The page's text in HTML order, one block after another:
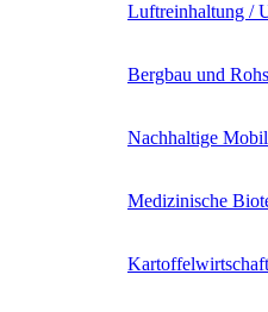
Luftreinhaltung /
Bergbau und
Nachhaltige
Medizinische